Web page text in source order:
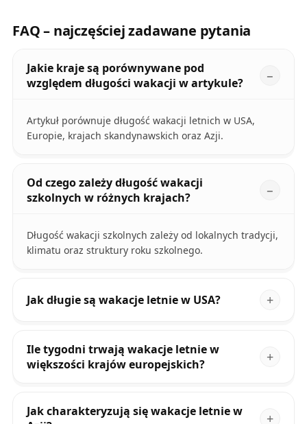
FAQ – najczęściej zadawane pytania
Jakie kraje są porównywane pod
względem długości wakacji w artykule?
Artykuł porównuje długość wakacji letnich w USA,
Europie, krajach skandynawskich oraz Azji.
Od czego zależy długość wakacji
szkolnych w różnych krajach?
Długość wakacji szkolnych zależy od lokalnych tradycji,
klimatu oraz struktury roku szkolnego.
Jak długie są wakacje letnie w USA?
Ile tygodni trwają wakacje letnie w
większości krajów europejskich?
Jak charakteryzują się wakacje letnie w